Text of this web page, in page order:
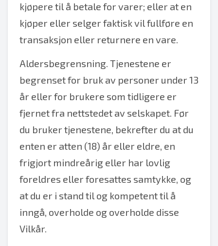
kjøpere til å betale for varer; eller at en
kjøper eller selger faktisk vil fullføre en
transaksjon eller returnere en vare.
Aldersbegrensning. Tjenestene er
begrenset for bruk av personer under 13
år eller for brukere som tidligere er
fjernet fra nettstedet av selskapet. Før
du bruker tjenestene, bekrefter du at du
enten er atten (18) år eller eldre, en
frigjort mindreårig eller har lovlig
foreldres eller foresattes samtykke, og
at du er i stand til og kompetent til å
inngå, overholde og overholde disse
Vilkår.